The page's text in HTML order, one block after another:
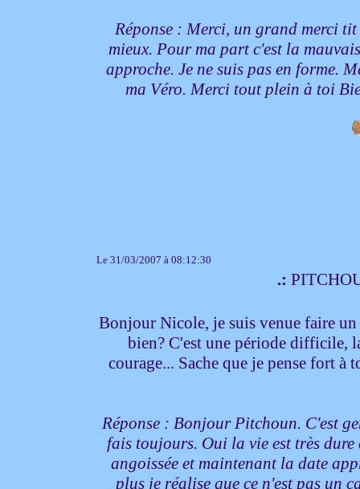
Réponse : Merci, un grand merci
mieux. Pour ma part c'est la
approche. Je ne suis pas en forme.
ma Véro. Merci tout plein à toi
Le 31/03/2007 à 08:12:30
.:
Bonjour Nicole, je suis venue faire un
bien? C'est une période difficile,
courage... Sache que je pense fort à
Réponse : Bonjour Pitchoun. C'est
fais toujours. Oui la vie est très dure
angoissée et maintenant la date
plus je réalise que ce n'est pas un